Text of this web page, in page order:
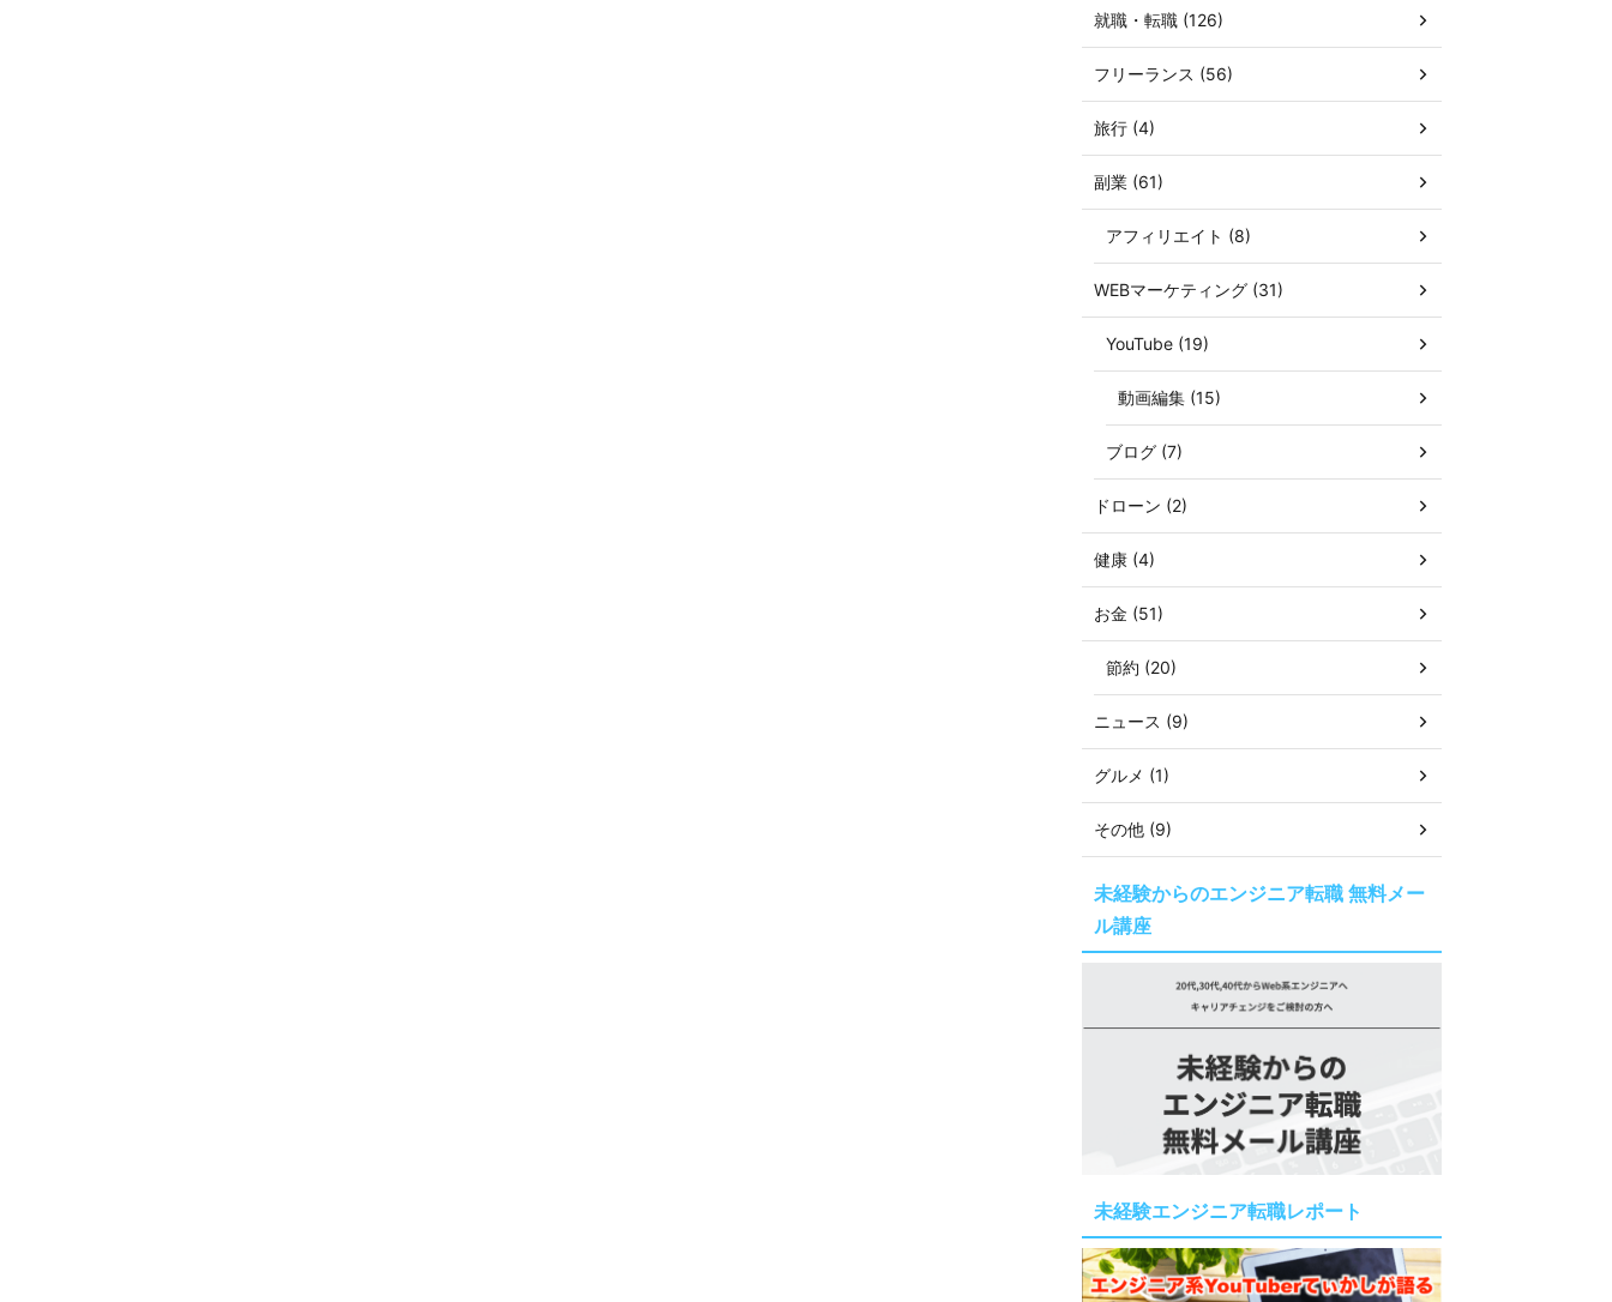
就職・転職 (126)
フリーランス (56)
旅行 (4)
副業 (61)
アフィリエイト (8)
WEBマーケティング (31)
YouTube (19)
動画編集 (15)
ブログ (7)
ドローン (2)
健康 (4)
お金 (51)
節約 (20)
ニュース (9)
グルメ (1)
その他 (9)
未経験からのエンジニア転職 無料メー
ル講座
未経験エンジニア転職レポート